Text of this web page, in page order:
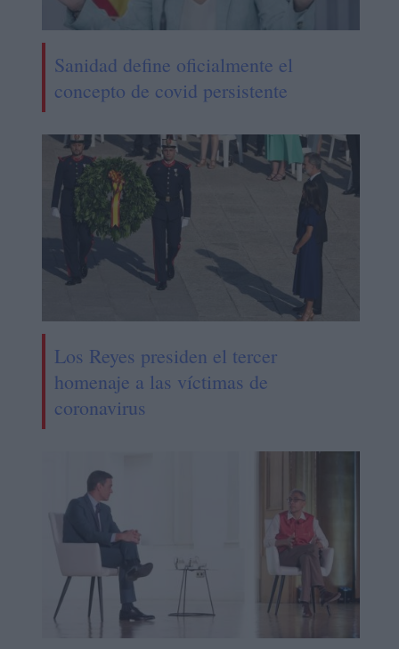
Sanidad define oficialmente el
concepto de covid persistente
Los Reyes presiden el tercer
homenaje a las víctimas de
coronavirus